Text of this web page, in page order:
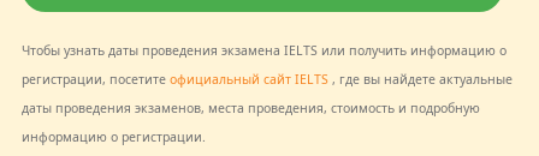
Чтобы узнать даты проведения экзамена IELTS или получить информацию о
регистрации, посетите официальный сайт IELTS, где вы найдете актуальные
даты проведения экзаменов, места проведения, стоимость и подробную
информацию о регистрации.